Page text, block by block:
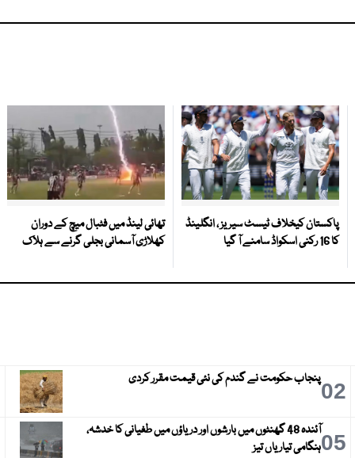
پاکستان کیخلاف ٹیسٹ سیریز ، انگلینڈ
کا 16 رکنی اسکواڈ سامنے آ گیا
تھائی لینڈ میں فٹبال میچ کے دوران
کھلاڑی آسمانی بجلی گرنے سے ہلاک
02پنجاب حکومت نے گندم کی نئی قیمت مقرر کردی
05
آئندہ 48 گھنٹوں میں بارشوں اور دریاؤں میں طغیانی کا خدشہ،
ہنگامی تیاریاں تیز